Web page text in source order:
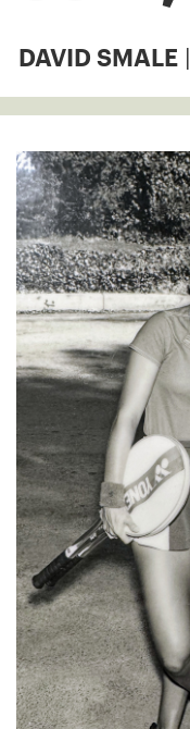
DAVID SMALE